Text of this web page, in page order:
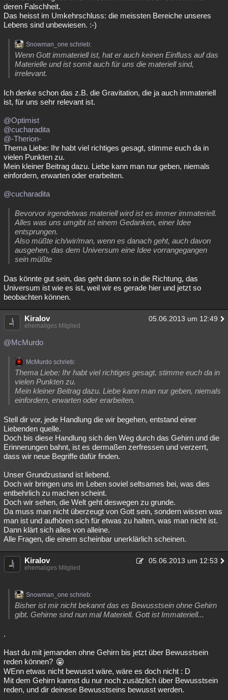
deren Falschheit.
Das heisst im Umkehrschluss: die meissten Bereiche unseres
Lebens sind unbewiesen. :-)
Snowman_one schrieb:
Wenn Gott immateriell ist, hat er auch keinen Einfluss auf das
Materielle und ist somit auch für uns die materiell sind,
irrelevant.
Ich denke schon das z.B. die Gravitation, die ja auch immateriell
ist, für uns sehr relevant ist.
@Optimist
@cucharadita
@-Therion-
Thema Liebe: Ihr habt viel richtiges gesagt, stimme euch da in
vielen Punkten zu.
Mein kleiner Beitrag dazu. Liebe kann man nur geben, niemals
einfordern, erwarten oder erarbeiten.
@cucharadita
Bevorvor irgendetwas materiell wird ist es immer immateriell.
Alles was uns umgibt ist einem Gedanken, einer Idee
entsprungen.
Also müßte ich/wir/man, wenn es danach geht, auch davon
ausgehen, das dem Universum eine Idee vorrangegangen
sein müßte
Das könnte gut sein, das geht dann so in die Richtung, das
Universum ist wie es ist, weil wir es gerade hier und jetzt so
beobachten können.
Kiralov 05.06.2013 um 12:49
ehemaliges Mitglied
@McMurdo
McMurdo schrieb:
Thema Liebe: Ihr habt viel richtiges gesagt, stimme euch da in
vielen Punkten zu.
Mein kleiner Beitrag dazu. Liebe kann man nur geben, niemals
einfordern, erwarten oder erarbeiten.
Stell dir vor, jede Handlung die wir begehen, entstand einer
Liebenden quelle.
Doch bis diese Handlung sich den Weg durch das Gehirn und die
Erinnerungen bahnt, ist es dermaßen zerfressen und verzerrt,
dass wir neue Begriffe dafür finden.
Unser Grundzustand ist liebend.
Doch wir bringen uns im Leben soviel seltsames bei, was dies
entbehrlich zu machen scheint.
Doch wir sehen, die Welt geht deswegen zu grunde.
Da muss man nicht überzeugt von Gott sein, sondern wissen was
man ist und aufhören sich für etwas zu halten, was man nicht ist.
Dann klärt sich alles von alleine.
Alle Fragen, die einem scheinbar unerklärlich scheinen.
Kiralov 05.06.2013 um 12:53
ehemaliges Mitglied
Snowman_one schrieb:
Bisher ist mir nicht bekannt das es Bewusstsein ohne Gehirn
gibt. Gehirne sind nun mal Materiell. Gott ist Immateriell...
.
Hast du mit jemanden ohne Gehirn bis jetzt über Bewusstsein
reden können?
WEnn etwas nicht bewusst wäre, wäre es doch nicht : D
Mit dem Gehirn kannst du nur noch zusätzlich über Bewusstsein
reden, und dir deinese Bewusstseins bewusst werden.